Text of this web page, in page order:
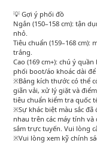
💡 Gợi ý phối đồ
Ngắn (150–158 cm): tận
nhỏ.
Tiêu chuẩn (159–168 cm):
trắng.
Cao (169 cm+): chú ý
phối boot/áo khoác dài để
※Bảng kích thước có thể
giãn vải, xử lý giặt và
tiêu chuẩn kiểm tra quốc
※Sự khác biệt màu sắc
nhau trên các máy tính
sắm trực tuyến. Vui lòng
※Vui lòng xem kỹ chính